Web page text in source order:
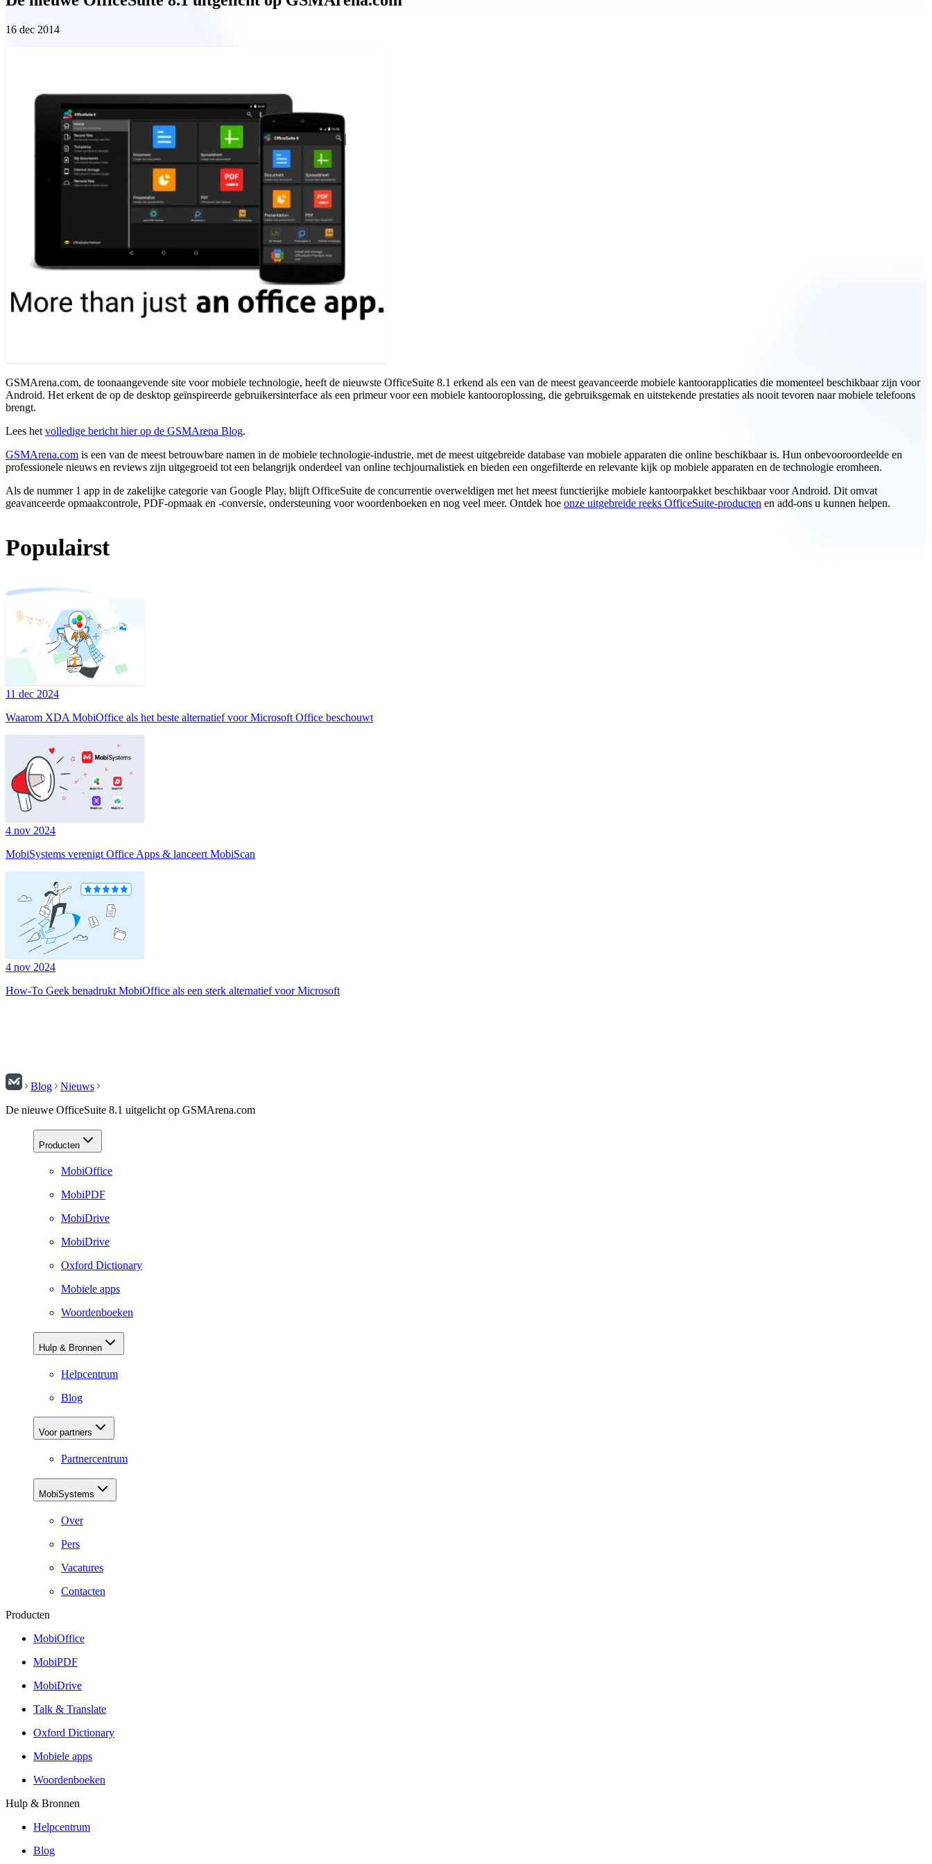
16 dec 2014
GSMArena.com, de toonaangevende site voor mobiele technologie, heeft de nieuwste OfficeSuite 8.1 erkend als een van de meest geavanceerde mobiele kantoorapplicaties die momenteel beschikbaar zijn voor
Android. Het erkent de op de desktop geïnspireerde gebruikersinterface als een primeur voor een mobiele kantooroplossing, die gebruiksgemak en uitstekende prestaties als nooit tevoren naar mobiele telefoons
brengt.
Lees het volledige bericht hier op de GSMArena Blog.
GSMArena.com is een van de meest betrouwbare namen in de mobiele technologie-industrie, met de meest uitgebreide database van mobiele apparaten die online beschikbaar is. Hun onbevooroordeelde en
professionele nieuws en reviews zijn uitgegroeid tot een belangrijk onderdeel van online techjournalistiek en bieden een ongefilterde en relevante kijk op mobiele apparaten en de technologie eromheen.
Als de nummer 1 app in de zakelijke categorie van Google Play, blijft OfficeSuite de concurrentie overweldigen met het meest functierijke mobiele kantoorpakket beschikbaar voor Android. Dit omvat
geavanceerde opmaakcontrole, PDF-opmaak en -conversie, ondersteuning voor woordenboeken en nog veel meer. Ontdek hoe onze uitgebreide reeks OfficeSuite-producten en add-ons u kunnen helpen.
Populairst
11 dec 2024
Waarom XDA MobiOffice als het beste alternatief voor Microsoft Office beschouwt
4 nov 2024
MobiSystems verenigt Office Apps & lanceert MobiScan
4 nov 2024
How-To Geek benadrukt MobiOffice als een sterk alternatief voor Microsoft
Blog
Nieuws
De nieuwe OfficeSuite 8.1 uitgelicht op GSMArena.com
Producten
MobiOffice
MobiPDF
MobiDrive
MobiDrive
Oxford Dictionary
Mobiele apps
Woordenboeken
Hulp & Bronnen
Helpcentrum
Blog
Voor partners
Partnercentrum
MobiSystems
Over
Pers
Vacatures
Contacten
Producten
MobiOffice
MobiPDF
MobiDrive
Talk & Translate
Oxford Dictionary
Mobiele apps
Woordenboeken
Hulp & Bronnen
Helpcentrum
Blog